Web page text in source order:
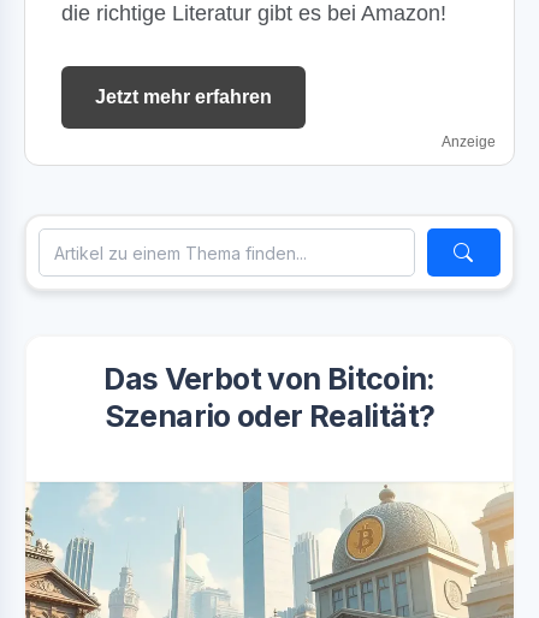
die richtige Literatur gibt es bei Amazon!
Jetzt mehr erfahren
Anzeige
Das Verbot von Bitcoin:
Szenario oder Realität?